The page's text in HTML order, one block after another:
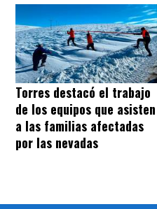
Torres destacó el trabajo
de los equipos que asisten
a las familias afectadas
por las nevadas